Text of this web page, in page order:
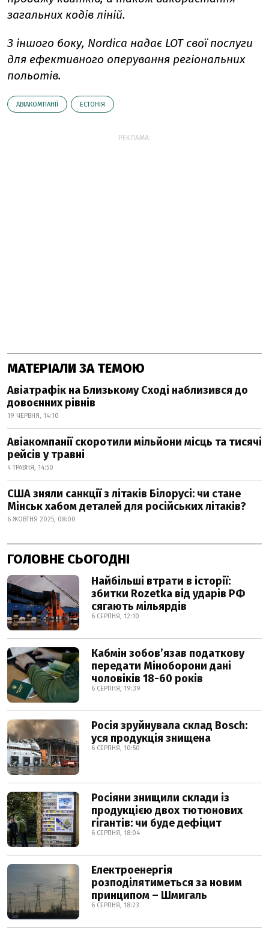
загальних кодів ліній.
З іншого боку, Nordica надає LOT свої послуги
для ефективного оперування регіональних
польотів.
АВІАКОМПАНІЇ ЕСТОНІЯ
РЕКЛАМА:
МАТЕРІАЛИ ЗА ТЕМОЮ
Авіатрафік на Близькому Сході наблизився до
довоєнних рівнів
19 ЧЕРВНЯ, 14:10
Авіакомпанії скоротили мільйони місць та тисячі
рейсів у травні
4 ТРАВНЯ, 14:50
США зняли санкції з літаків Білорусі: чи стане
Мінськ хабом деталей для російських літаків?
6 ЖОВТНЯ 2025, 08:00
ГОЛОВНЕ СЬОГОДНІ
Найбільші втрати в історії:
збитки Rozetka від ударів РФ
сягають мільярдів
6 СЕРПНЯ, 12:10
Кабмін зобовʼязав податкову
передати Міноборони дані
чоловіків 18-60 років
6 СЕРПНЯ, 19:39
Росія зруйнувала склад Bosch:
уся продукція знищена
6 СЕРПНЯ, 10:50
Росіяни знищили склади із
продукцією двох тютюнових
гігантів: чи буде дефіцит
6 СЕРПНЯ, 18:04
Електроенергія
розподілятиметься за новим
принципом – Шмигаль
6 СЕРПНЯ, 18:23